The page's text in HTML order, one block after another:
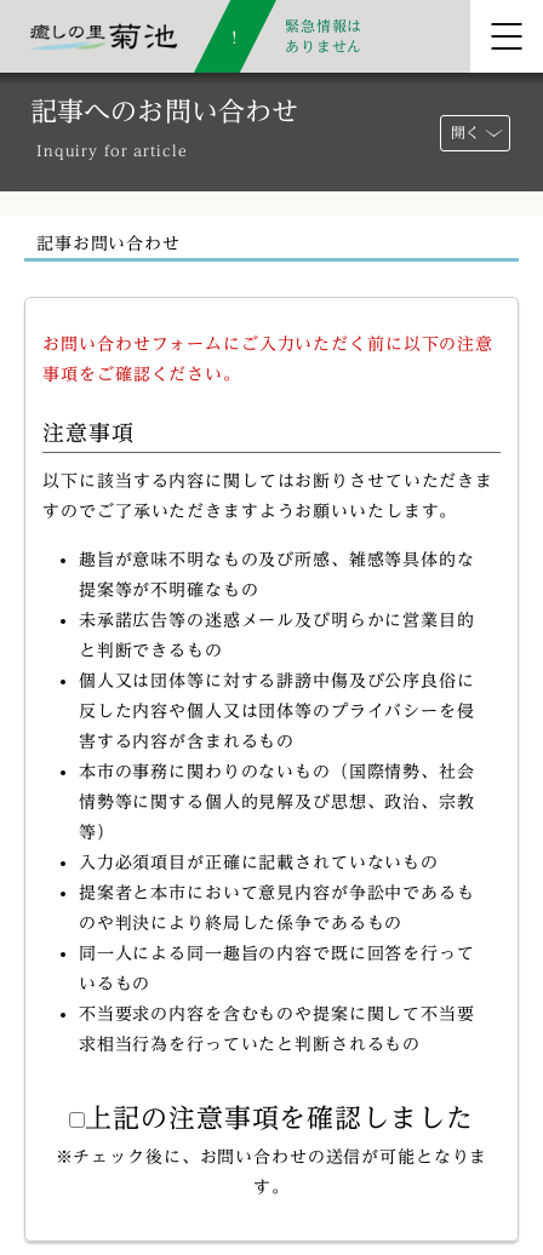
緊急情報は
ありません
記事へのお問い合わせ
Inquiry for article
開く
記事お問い合わせ
お問い合わせフォームにご入力いただく前に以下の注意
事項をご確認ください。
注意事項
以下に該当する内容に関してはお断りさせていただきま
すのでご了承いただきますようお願いいたします。
趣旨が意味不明なもの及び所感、雑感等具体的な
提案等が不明確なもの
未承諾広告等の迷惑メール及び明らかに営業目的
と判断できるもの
個人又は団体等に対する誹謗中傷及び公序良俗に
反した内容や個人又は団体等のプライバシーを侵
害する内容が含まれるもの
本市の事務に関わりのないもの（国際情勢、社会
情勢等に関する個人的見解及び思想、政治、宗教
等）
入力必須項目が正確に記載されていないもの
提案者と本市において意見内容が争訟中であるも
のや判決により終局した係争であるもの
同一人による同一趣旨の内容で既に回答を行って
いるもの
不当要求の内容を含むものや提案に関して不当要
求相当行為を行っていたと判断されるもの
上記の注意事項を確認しました
※チェック後に、お問い合わせの送信が可能となりま
す。